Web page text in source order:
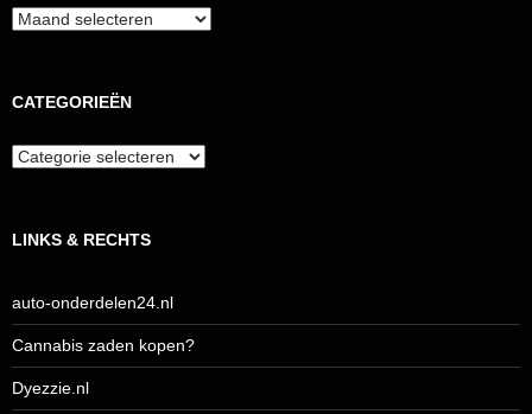
Archieven
CATEGORIEËN
Categorieën
LINKS & RECHTS
auto-onderdelen24.nl
Cannabis zaden kopen?
Dyezzie.nl